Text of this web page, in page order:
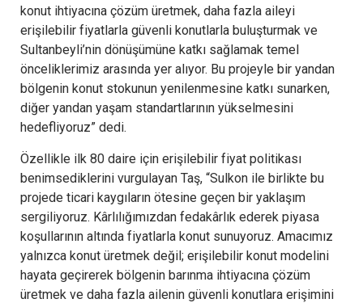
konut ihtiyacına çözüm üretmek, daha fazla aileyi
erişilebilir fiyatlarla güvenli konutlarla buluşturmak ve
Sultanbeyli’nin dönüşümüne katkı sağlamak temel
önceliklerimiz arasında yer alıyor. Bu projeyle bir yandan
bölgenin konut stokunun yenilenmesine katkı sunarken,
diğer yandan yaşam standartlarının yükselmesini
hedefliyoruz” dedi.
Özellikle ilk 80 daire için erişilebilir fiyat politikası
benimsediklerini vurgulayan Taş, “Sulkon ile birlikte bu
projede ticari kaygıların ötesine geçen bir yaklaşım
sergiliyoruz. Kârlılığımızdan fedakârlık ederek piyasa
koşullarının altında fiyatlarla konut sunuyoruz. Amacımız
yalnızca konut üretmek değil; erişilebilir konut modelini
hayata geçirerek bölgenin barınma ihtiyacına çözüm
üretmek ve daha fazla ailenin güvenli konutlara erişimini